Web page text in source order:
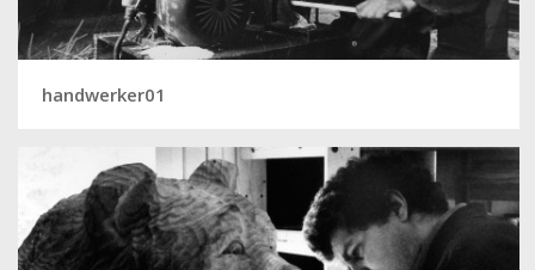
handwerker01